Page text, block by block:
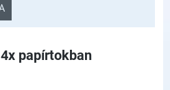
papírtokban